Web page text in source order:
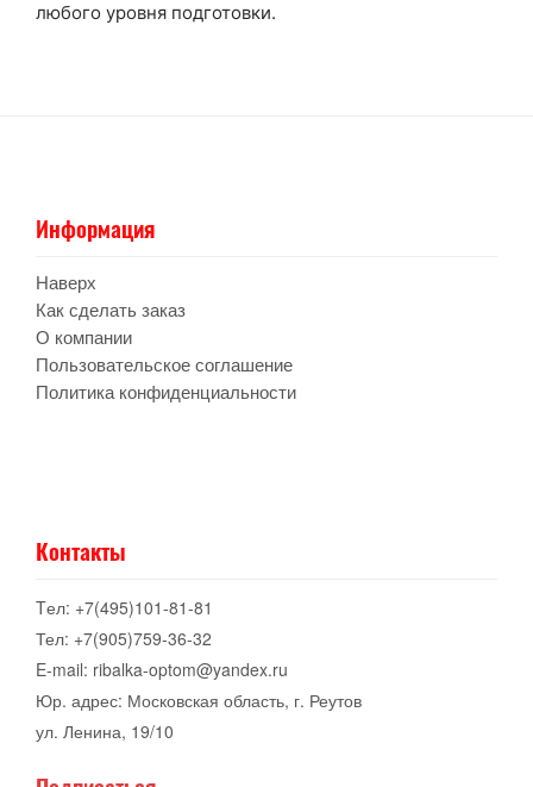
любого уровня подготовки.
Информация
Наверх
Как сделать заказ
О компании
Пользовательское соглашение
Политика конфиденциальности
Контакты
Tел: +7(495)101-81-81
Тел: +7(905)759-36-32
E-mail: ribalka-optom@yandex.ru
Юр. адрес: Московская область, г. Реутов
ул. Ленина, 19/10